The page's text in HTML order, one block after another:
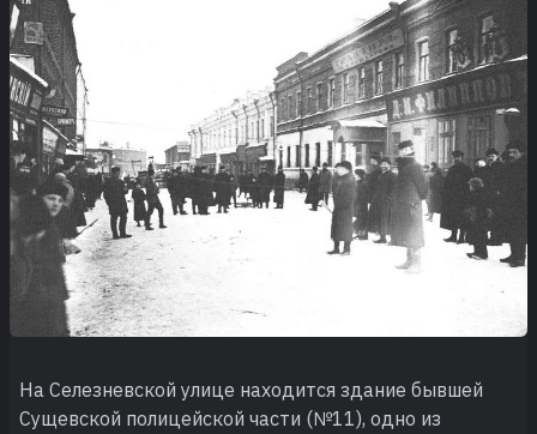
На Селезневской улице находится здание бывшей
Сущевской полицейской части (№11), одно из